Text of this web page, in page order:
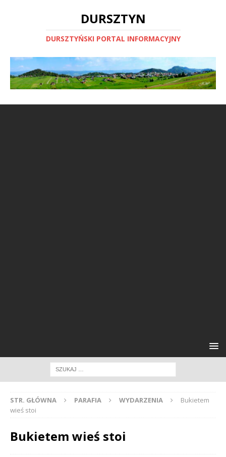
DURSZTYN
DURSZTYŃSKI PORTAL INFORMACYJNY
STR. GŁÓWNA PARAFIA WYDARZENIA
Bukietem
wieś stoi
Bukietem wieś stoi